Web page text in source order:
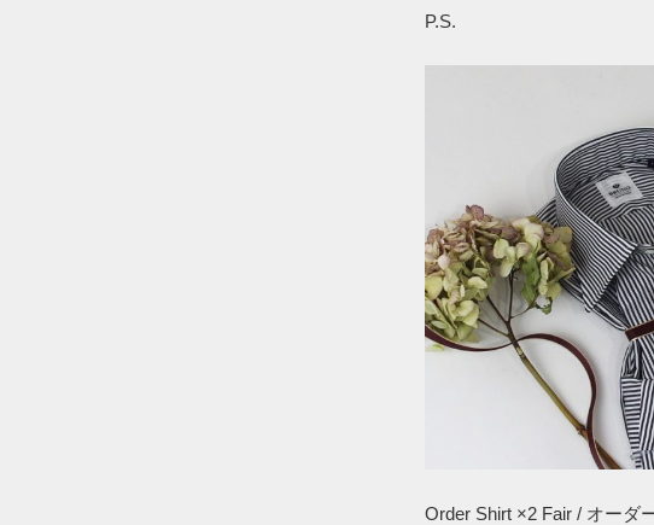
P.S.
Order Shirt ×2 Fair / オーダ